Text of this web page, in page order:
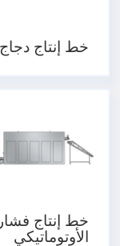
خط إنتاج دجاج
خط إنتاج
الأوتوماتيكي